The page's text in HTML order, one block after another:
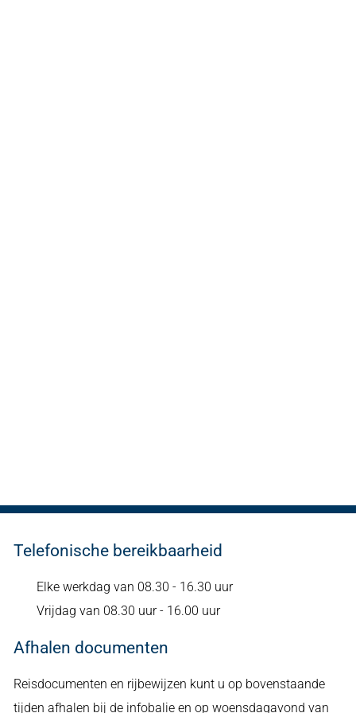
Telefonische bereikbaarheid
Elke werkdag van 08.30 - 16.30 uur
Vrijdag van 08.30 uur - 16.00 uur
Afhalen documenten
Reisdocumenten en rijbewijzen kunt u op bovenstaande
tijden afhalen bij de infobalie en op woensdagavond van